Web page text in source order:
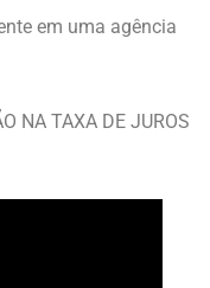
em uma agência
NA TAXA DE JUROS